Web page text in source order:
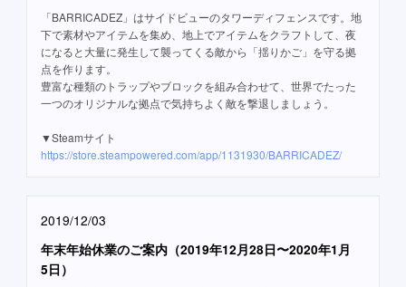
「BARRICADEZ」はサイドビューのタワーディフェンスです。地
下で素材やアイテムを集め、地上でアイテムをクラフトして、夜
になると大量に発生して襲ってくる敵から「揺りかご」を守る拠
点を作ります。
豊富な種類のトラップやブロックを組み合わせて、世界でたった
一つのオリジナルな拠点で気持ちよく敵を撃退しましょう。
▼Steamサイト
https://store.steampowered.com/app/1131930/BARRICADEZ/
2019/12/03
年末年始休業のご案内（2019年12月28日〜2020年1月
5日）